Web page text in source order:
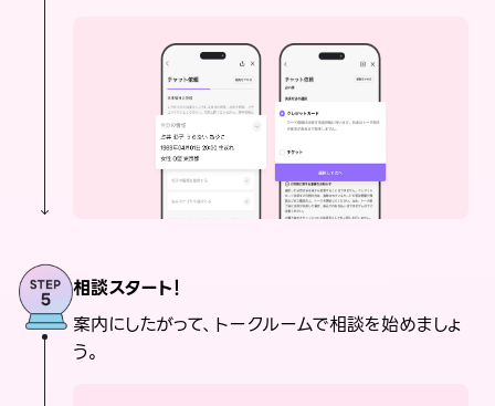
相談スタート！
案内にしたがって、トークルームで相談を始めましょ
う。